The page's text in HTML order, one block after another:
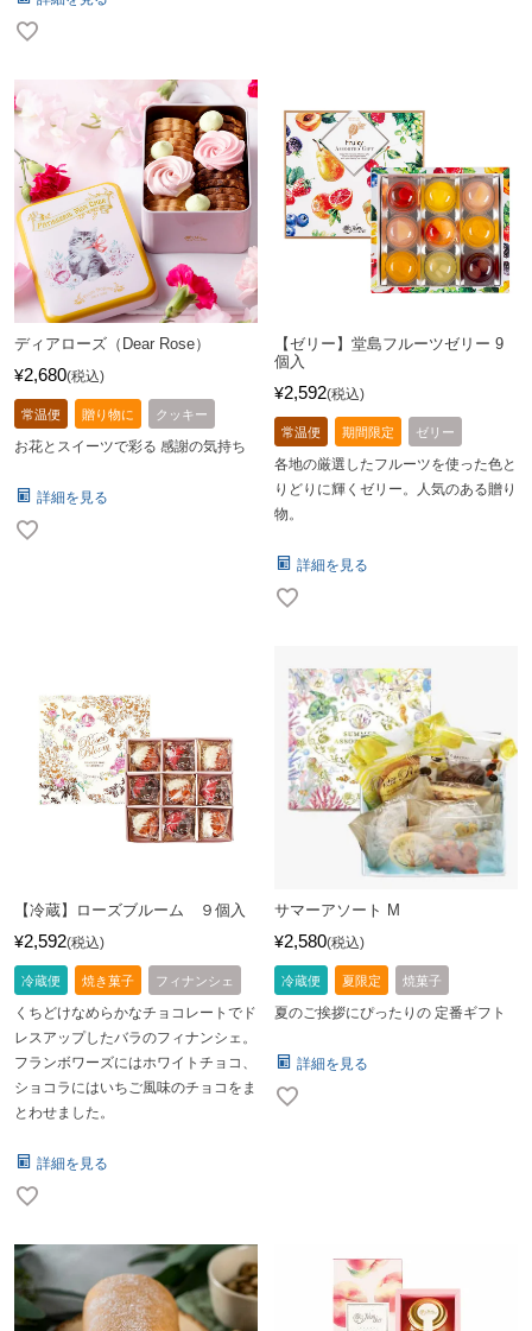
ディアローズ（Dear Rose）
¥2,680 税込
常温便 贈り物に クッキー
お花とスイーツで彩る 感謝の気持ち
詳細を見る
【ゼリー】堂島フルーツゼリー 9
個入
¥2,592 税込
常温便 期間限定 ゼリー
各地の厳選したフルーツを使った色と
りどりに輝くゼリー。人気のある贈り
物。
詳細を見る
【冷蔵】ローズブルーム ９個入
¥2,592 税込
冷蔵便 焼き菓子 フィナンシェ
くちどけなめらかなチョコレートでド
レスアップしたバラのフィナンシェ。
フランボワーズにはホワイトチョコ、
ショコラにはいちご風味のチョコをま
とわせました。
詳細を見る
サマーアソート M
¥2,580 税込
冷蔵便 夏限定 焼菓子
夏のご挨拶にぴったりの 定番ギフト
詳細を見る